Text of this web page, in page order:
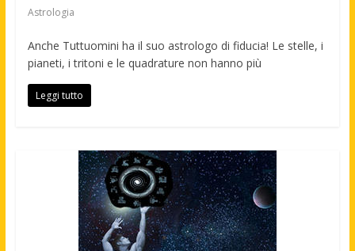
Astrologia
Anche Tuttuomini ha il suo astrologo di fiducia! Le stelle, i
pianeti, i tritoni e le quadrature non hanno più
Leggi tutto